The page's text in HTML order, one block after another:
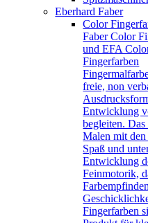
Eberhard Faber
Color
Faber Color
und EFA
Fingerfarben
freie, non
Entwicklung
begleiten.
Malen mit
Spaß und
Entwicklung
Feinmotorik,
Fingerfarben